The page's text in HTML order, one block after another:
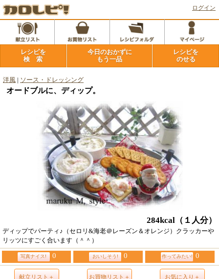
ログイン
レシピを
検 索
今日のおかずに
もう一品
レシピを
のせる
洋風 ソース・ドレッシング
オードブルに、ディップ。
284kcal （１人分）
ディップでパーティ♪（セロリ&海老＠レーズン＆オレンジ）クラッカーや
リッツにすごく合います（＾＾）
写真ナイス! 0 おいしそう! 0 作ってみたい! 0
献立リスト＋ お買物リスト＋ お気に入り＋